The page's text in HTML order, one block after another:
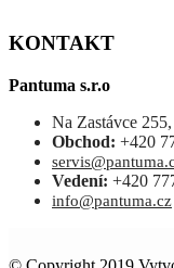
KONTAKT
Pantuma s.r.o
Na Zastávce
Obchod: +420
Vedení: +420
info@pantuma.cz